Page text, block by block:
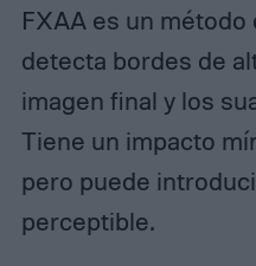
FXAA es un
detecta bordes de
imagen final y los
Tiene un impacto
pero puede
perceptible.